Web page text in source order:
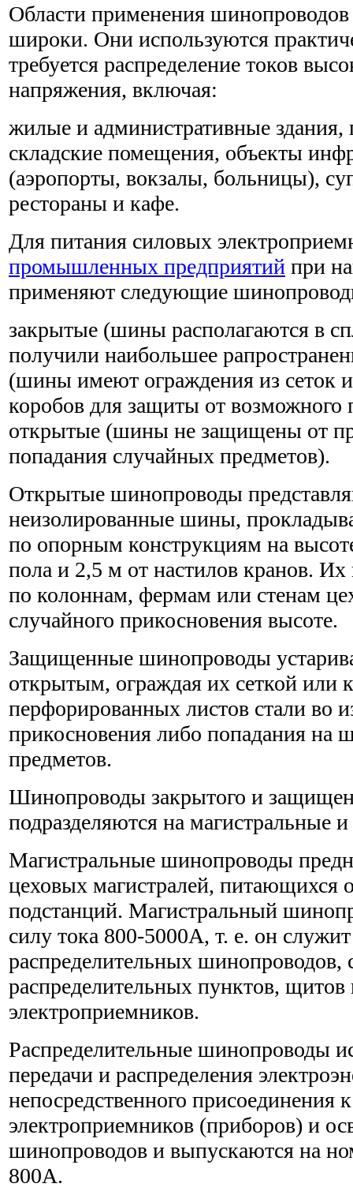
Области применения шинопроводов
широки. Они используются
требуется распределение токов
напряжения, включая:
жилые и административные
складские помещения, объекты
(аэропорты, вокзалы, больницы),
рестораны и кафе.
Для питания силовых
промышленных предприятий при
применяют следующие
закрытые (шины располагаются в
получили наибольшее
(шины имеют ограждения из сеток
коробов для защиты от возможного
открытые (шины не защищены от
попадания случайных предметов).
Открытые шинопроводы
неизолированные шины,
по опорным конструкциям на
пола и 2,5 м от настилов кранов.
по колоннам, фермам или стенам
случайного прикосновения высоте.
Защищенные шинопроводы
открытым, ограждая их сеткой или
перфорированных листов стали во
прикосновения либо попадания на
предметов.
Шинопроводы закрытого и
подразделяются на магистральные
Магистральные шинопроводы
цеховых магистралей, питающихся
подстанций. Магистральный
силу тока 800-5000А, т. е. он
распределительных шинопроводов,
распределительных пунктов,
электроприемников.
Распределительные шинопроводы
передачи и распределения
непосредственного присоединения
электроприемников (приборов) и
шинопроводов и выпускаются на
800А.